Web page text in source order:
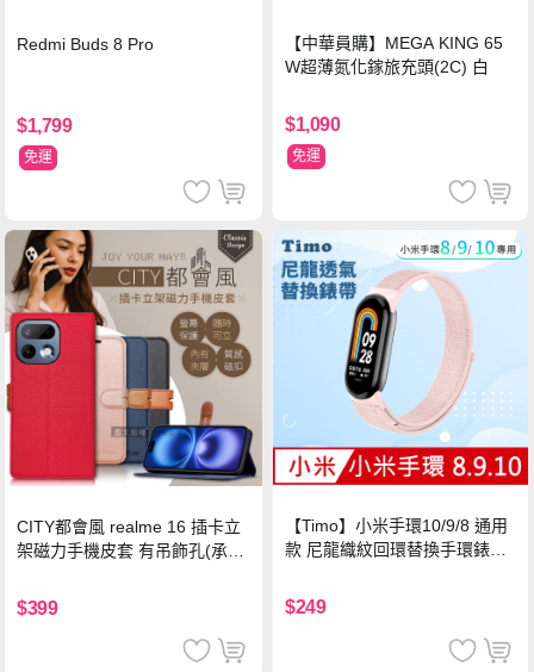
Redmi Buds 8 Pro
$1,799
免運
【中華員購】MEGA KING 65
W超薄氮化鎵旅充頭(2C) 白
$1,090
免運
CITY都會風 realme 16 插卡立
架磁力手機皮套 有吊飾孔(承諾
$399
【Timo】小米手環10/9/8 通用
款 尼龍織紋回環替換手環錶帶-
$249